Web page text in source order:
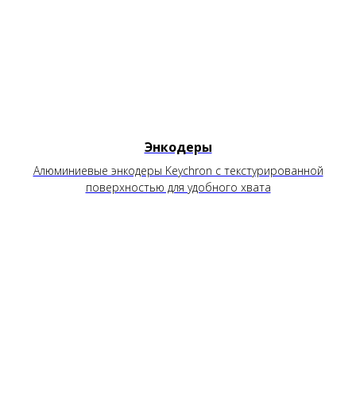
Энкодеры
Алюминиевые энкодеры Keychron с текстурированной
поверхностью для удобного хвата